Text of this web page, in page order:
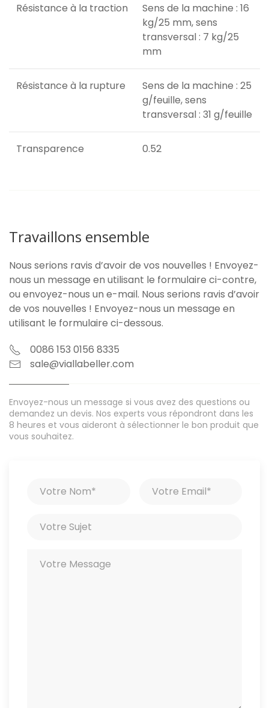
Résistance à la traction
Sens de la machine : 16
kg/25 mm, sens
transversal : 7 kg/25
mm
Résistance à la rupture
Sens de la machine : 25
g/feuille, sens
transversal : 31 g/feuille
Transparence 0.52
Travaillons ensemble
Nous serions ravis d’avoir de vos nouvelles ! Envoyez-
nous un message en utilisant le formulaire ci-contre,
ou envoyez-nous un e-mail. Nous serions ravis d’avoir
de vos nouvelles ! Envoyez-nous un message en
utilisant le formulaire ci-dessous.
0086 153 0156 8335
sale@viallabeller.com
Envoyez-nous un message si vous avez des questions ou
demandez un devis. Nos experts vous répondront dans les
8 heures et vous aideront à sélectionner le bon produit que
vous souhaitez.